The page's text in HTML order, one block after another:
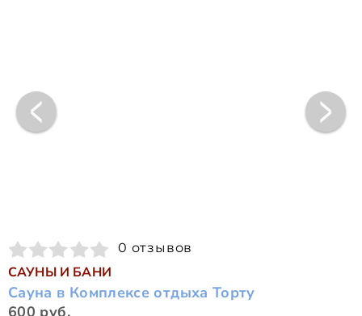
0 отзывов
САУНЫ И БАНИ
Сауна в Комплексе отдыха Торту